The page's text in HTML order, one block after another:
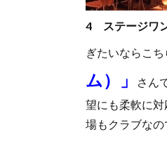
4 ステージワ
ぎたいならこち
ム）」
さん
望にも柔軟に
場もクラブな